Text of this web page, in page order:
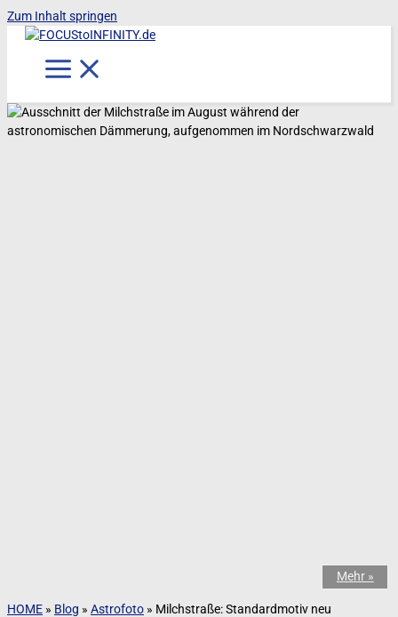
Zum Inhalt springen
Mehr »
HOME » Blog » Astrofoto » Milchstraße: Standardmotiv neu